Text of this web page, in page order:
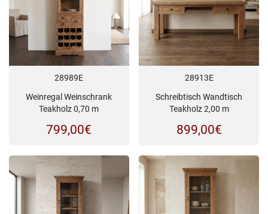
28989E
Weinregal Weinschrank
Teakholz 0,70 m
799,00€
28913E
Schreibtisch Wandtisch
Teakholz 2,00 m
899,00€